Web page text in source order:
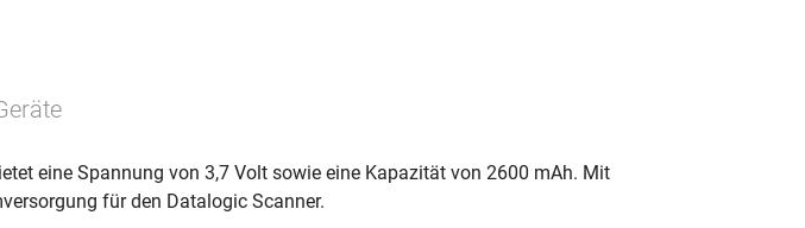
eine Spannung von 3,7 Volt sowie eine Kapazität von 2600 mAh. Mit
für den Datalogic Scanner.